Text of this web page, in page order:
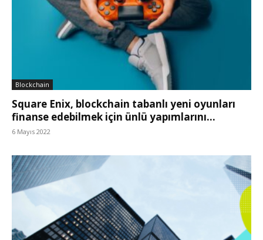
Blockchain
Square Enix, blockchain tabanlı yeni oyunları
finanse edebilmek için ünlü yapımlarını...
6 Mayıs 2022